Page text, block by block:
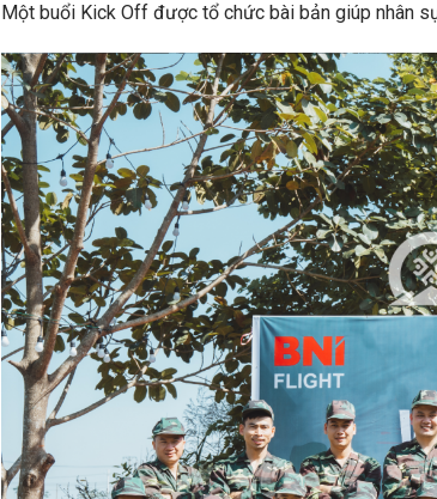
Một buổi Kick Off được tổ chức bài bản giúp nhân